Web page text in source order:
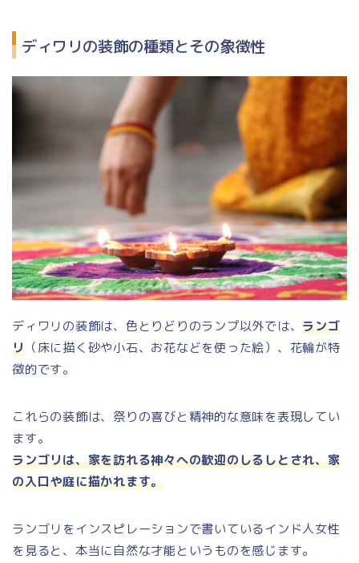
ディワリの装飾の種類とその象徴性
ディワリの装飾は、色とりどりのランプ以外では、ランゴ
リ（床に描く砂や小石、お花などを使った絵）、花輪が特
徴的です。
これらの装飾は、祭りの喜びと精神的な意味を表現してい
ます。
ランゴリは、家を訪れる神々への歓迎のしるしとされ、家
の入口や庭に描かれます。
ランゴリをインスピレーションで書いているインド人女性
を見ると、本当に自然な才能というものを感じます。